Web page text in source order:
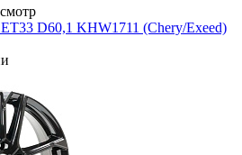
D60,1 KHW1711 (Chery/Exeed)